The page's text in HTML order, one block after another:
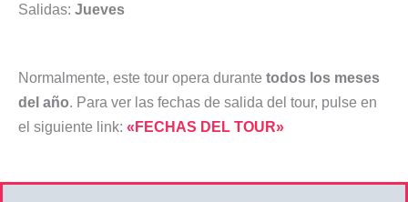
Salidas: Jueves
Normalmente, este tour opera durante todos los meses
del año. Para ver las fechas de salida del tour, pulse en
el siguiente link: «FECHAS DEL TOUR»